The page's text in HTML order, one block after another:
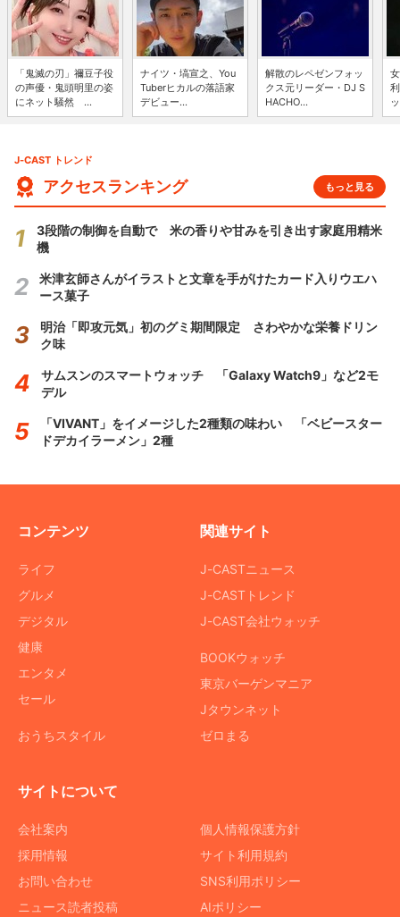
「鬼滅の刃」禰豆子役
の声優・鬼頭明里の姿
にネット騒然 ...
ナイツ・塙宣之、You
Tuberヒカルの落語家
デビュー...
解散のレペゼンフォッ
クス元リーダー・DJ S
HACHO...
J-CAST トレンド
アクセスランキング もっと見る
3段階の制御を自動で 米の香りや甘みを引き出す家庭用精米
機
米津玄師さんがイラストと文章を手がけたカード入りウエハ
ース菓子
明治「即攻元気」初のグミ期間限定 さわやかな栄養ドリン
ク味
サムスンのスマートウォッチ 「Galaxy Watch9」など2モ
デル
「VIVANT」をイメージした2種類の味わい 「ベビースター
ドデカイラーメン」2種
コンテンツ
ライフ
グルメ
デジタル
健康
エンタメ
セール
おうちスタイル
関連サイト
J-CASTニュース
J-CASTトレンド
J-CAST会社ウォッチ
BOOKウォッチ
東京バーゲンマニア
Jタウンネット
ゼロまる
サイトについて
会社案内
採用情報
お問い合わせ
ニュース読者投稿
個人情報保護方針
サイト利用規約
SNS利用ポリシー
AIポリシー